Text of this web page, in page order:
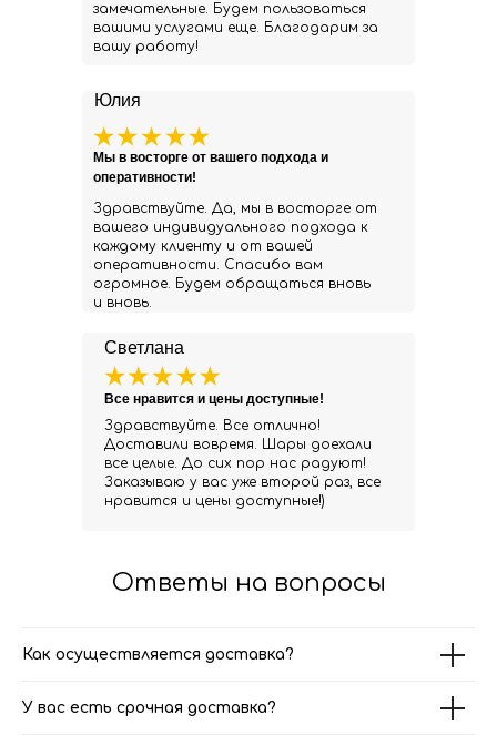
Юлия
Здравствуйте. Да, мы в восторге от
вашего индивидуального подхода к
каждому клиенту и от вашей
оперативности. Спасибо вам
огромное. Будем обращаться вновь
и вновь.
Мы в восторге от вашего подхода и
оперативности!
Светлана
Здравствуйте. Все отлично!
Доставили вовремя. Шары доехали
все целые. До сих пор нас радуют!
Заказываю у вас уже второй раз, все
нравится и цены доступные!)
Все нравится и цены доступные!
замечательные. Будем пользоваться
вашими услугами еще. Благодарим за
вашу работу!
Ответы на вопросы
Как осуществляется доставка?
У вас есть срочная доставка?